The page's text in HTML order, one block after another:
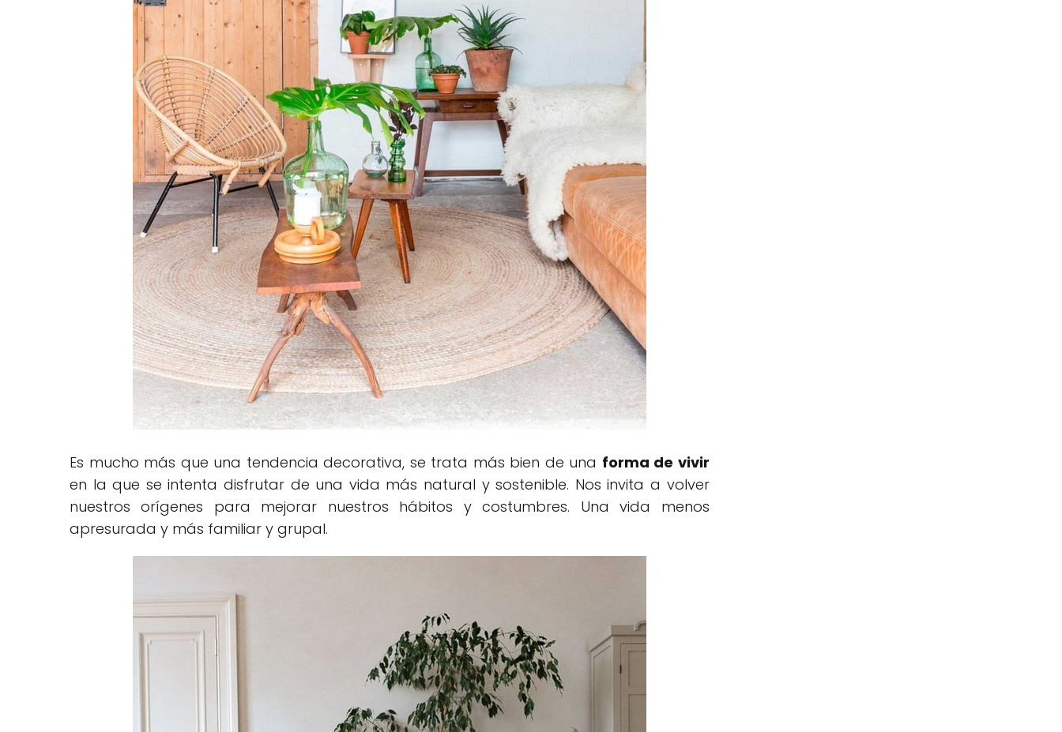
Es mucho más que una tendencia decorativa, se trata más bien de una forma de vivir
en la que se intenta disfrutar de una vida más natural y sostenible. Nos invita a volver
nuestros orígenes para mejorar nuestros hábitos y costumbres. Una vida menos
apresurada y más familiar y grupal.